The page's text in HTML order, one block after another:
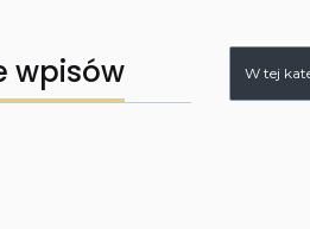
wpisów W tej